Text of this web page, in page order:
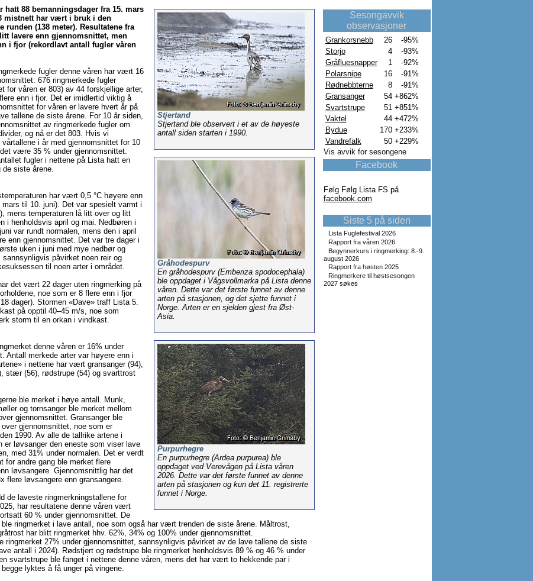
Stjertand
Stjertand ble observert i et av de høyeste
antall siden starten i 1990.
Gråhodespurv
En gråhodespurv (Emberiza spodocephala)
ble oppdaget i Vågsvollmarka på Lista denne
våren. Dette var det første funnet av denne
arten på stasjonen, og det sjette funnet i
Norge. Arten er en sjelden gjest fra Øst-
Asia.
Purpurhegre
En purpurhegre (Ardea purpurea) ble
oppdaget ved Verevågen på Lista våren
2026. Dette var det første funnet av denne
arten på stasjonen og kun det 11. registrerte
funnet i Norge.
hatt 88 bemanningsdager fra 15. mars
mistnett har vært i bruk i den
runden (138 meter). Resultatene fra
lavere enn gjennomsnittet, men
i fjor (rekordlavt antall fugler våren
fugler denne våren har vært 16
676 ringmerkede fugler
for våren er 803) av 44 forskjellige arter,
enn i fjor. Det er imidlertid viktig å
for våren er lavere hvert år på
tallene de siste årene. For 10 år siden,
av ringmerkede fugler om
og nå er det 803. Hvis vi
vårtallene i år med gjennomsnittet for 10
være 35 % under gjennomsnittet.
fugler i nettene på Lista hatt en
de siste årene.
har vært 0,5 °C høyere enn
mars til 10. juni). Det var spesielt varmt i
mens temperaturen lå litt over og litt
i henholdsvis april og mai. Nedbøren i
var rundt normalen, mens den i april
enn gjennomsnittet. Det var tre dager i
uken i juni med mye nedbør og
sannsynligvis påvirket noen reir og
til noen arter i området.
det vært 22 dager uten ringmerking på
noe som er 8 flere enn i fjor
dager). Stormen «Dave» traff Lista 5.
på opptil 40–45 m/s, noe som
storm til en orkan i vindkast.
denne våren er 16% under
Antall merkede arter var høyere enn i
i nettene har vært gransanger (94),
stær (56), rødstrupe (54) og svarttrost
ble merket i høye antall. Munk,
og tornsanger ble merket mellom
gjennomsnittet. Gransanger ble
gjennomsnittet, noe som er
1990. Av alle de tallrike artene i
er løvsanger den eneste som viser lave
med 31% under normalen. Det er verdt
for andre gang ble merket flere
løvsangere. Gjennomsnittlig har det
flere løvsangere enn gransangere.
de laveste ringmerkningstallene for
har resultatene denne våren vært
60 % under gjennomsnittet. De
ringmerket i lave antall, noe som også har vært trenden de siste årene. Måltrost,
har blitt ringmerket hhv. 62%, 34% og 100% under gjennomsnittet.
ringmerket 27% under gjennomsnittet, sannsynligvis påvirket av de lave tallene de siste
antall i 2024). Rødstjert og rødstrupe ble ringmerket henholdsvis 89 % og 46 % under
svartstrupe ble fanget i nettene denne våren, mens det har vært to hekkende par i
lyktes å få unger på vingene.
Sesongavvik
observasjoner
Grankorsnebb 26
-95%
Storjo
4
-93%
Gråfluesnapper
1
-92%
Polarsnipe
16
-91%
Rødnebbterne
8
-91%
Gransanger
54 +862%
Svartstrupe
51 +851%
Vaktel
44 +472%
Bydue
170 +233%
Vandrefalk
50 +229%
Vis avvik for sesongene
Facebook
Følg Følg Lista FS på
facebook.com
Siste 5 på siden
Lista Fuglefestival 2026
Rapport fra våren 2026
Begynnerkurs i ringmerking: 8.-9.
august 2026
Rapport fra høsten 2025
Ringmerkere til høstsesongen
2027 søkes